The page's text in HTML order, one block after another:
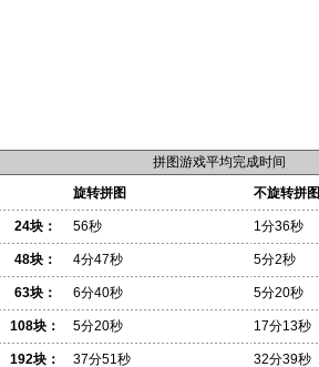
拼图游戏平均完成时间
旋转拼图
不旋转拼图
24块： 56秒 1分36秒
48块： 4分47秒 5分2秒
63块： 6分40秒 5分20秒
108块： 5分20秒 17分13秒
192块： 37分51秒 32分39秒